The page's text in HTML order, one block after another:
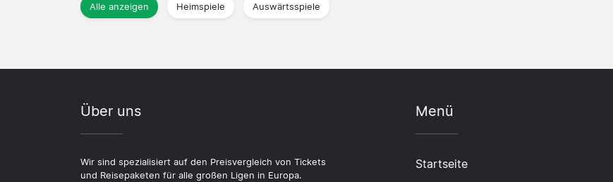
Alle anzeigen Heimspiele Auswärtsspiele
Über uns
Wir sind spezialisiert auf den Preisvergleich von Tickets
und Reisepaketen für alle großen Ligen in Europa.
Menü
Startseite